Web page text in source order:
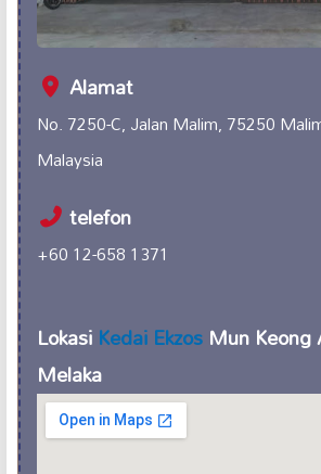
Alamat
No. 7250-C, Jalan Malim, 75250
Malaysia
telefon
+60 12-658 1371
LokasiKedai EkzosMun Keong
Melaka